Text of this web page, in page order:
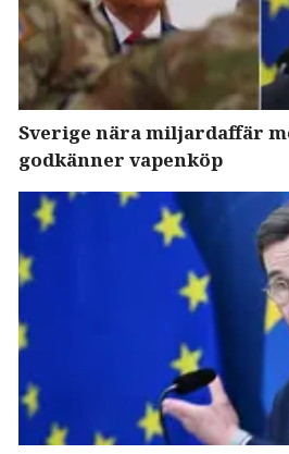
Sverige nära miljardaffär
godkänner vapenköp